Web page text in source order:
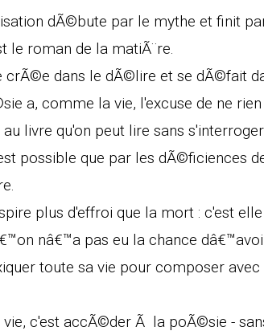
dÃ©bute par le mythe et finit
le roman de la matiÃ¨re.
crÃ©e dans le dÃ©lire et se dÃ©fait
a, comme la vie, l'excuse de ne
livre qu'on peut lire sans
possible que par les dÃ©ficiences
plus d'effroi que la mort : c'est
nâ€™a pas eu la chance
toute sa vie pour composer
vie, c'est accÃ©der Ã la poÃ©sie -